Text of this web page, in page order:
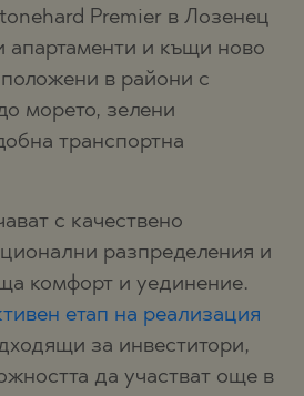
Premier в Лозенец
апартаменти и къщи ново
в райони с
морето, зелени
транспортна
с качествено
разпределения и
комфорт и уединение.
етап на реализация
за инвеститори,
да участват още в